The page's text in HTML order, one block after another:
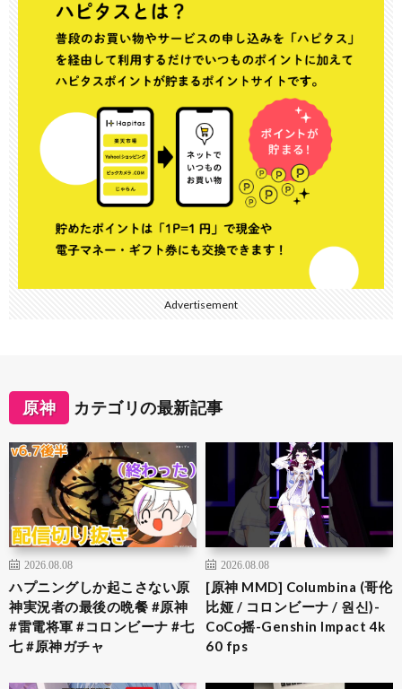
Advertisement
原神 カテゴリの最新記事
2026.08.08
ハプニングしか起こさない原
神実況者の最後の晩餐 #原神
#雷電将軍 #コロンビーナ #七
七 #原神ガチャ
2026.08.08
[原神 MMD] Columbina (哥伦
比娅 / コロンビーナ / 원신)-
CoCo摇-Genshin Impact 4k
60 fps